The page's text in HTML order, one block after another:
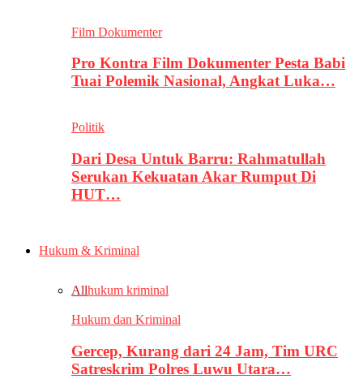
Film Dokumenter
Pro Kontra Film Dokumenter Pesta Babi
Tuai Polemik Nasional, Angkat Luka…
Politik
Dari Desa Untuk Barru: Rahmatullah
Serukan Kekuatan Akar Rumput Di
HUT…
Hukum & Kriminal
Allhukum kriminal
Hukum dan Kriminal
Gercep, Kurang dari 24 Jam, Tim URC
Satreskrim Polres Luwu Utara…